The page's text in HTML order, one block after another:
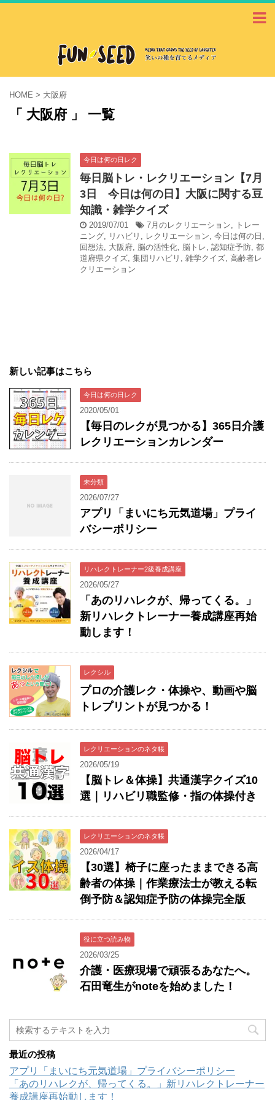
HOME > 大阪府
「 大阪府 」 一覧
今日は何の日レク
毎日脳トレ・レクリエーション【7月
3日 今日は何の日】大阪に関する豆
知識・雑学クイズ
2019/07/01 7月のレクリエーション,
トレー
ニング, リハビリ , レクリエーション, 今日は何の日 ,
回想法, 大阪府, 脳の活性化, 脳トレ, 認知症予防, 都
道府県クイズ, 集団リハビリ , 雑学クイズ, 高齢者レ
クリエーション
新しい記事はこちら
今日は何の日レク
2020/05/01
【毎日のレクが見つかる】365日介護
レクリエーションカレンダー
未分類
2026/07/27
アプリ「まいにち元気道場」プライ
バシーポリシー
リハレクトレーナー2級養成講座
2026/05/27
「あのリハレクが、帰ってくる。」
新リハレクトレーナー養成講座再始
動します！
レクシル
プロの介護レク・体操や、動画や脳
トレプリントが見つかる！
レクリエーションのネタ帳
2026/05/19
【脳トレ＆体操】共通漢字クイズ10
選｜リハビリ職監修・指の体操付き
レクリエーションのネタ帳
2026/04/17
【30選】椅子に座ったままできる高
齢者の体操｜作業療法士が教える転
倒予防＆認知症予防の体操完全版
役に立つ読み物
2026/03/25
介護・医療現場で頑張るあなたへ。
石田竜生がnoteを始めました！
最近の投稿
アプリ「まいにち元気道場」プライバシーポリシー
「あのリハレクが、帰ってくる。」新リハレクトレーナー
養成講座再始動します！